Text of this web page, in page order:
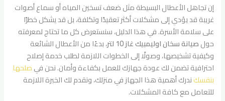
إن تجاهل الأعطال البسيطة مثل ضعف تسخين المياه أو سماع أصوات
غريبة قد يؤدي إلى مشكلات أكثر تعقيدًا وتكلفة، بل قد يشكل خطرًا
على سلامة الأسرة. في هذا الدليل، سنستعرض كل ما تحتاج لمعرفته
حولصيانة سخان اوليمبيك غاز 10 لتر
، بدءًا من الأعطال الشائعة
وكيفية تشخيصها، وصولًا إلى الخطوات اللازمة لطلب خدمة إصلاح
احترافية تضمن لك عودة جهازك للعمل بكفاءة وأمان. نحن فيصلحها
بنفسكندرك أهمية هذا الجهاز في منزلك، ونقدم لك الخبرة اللازمة
للتعامل مع كافة المشكلات.